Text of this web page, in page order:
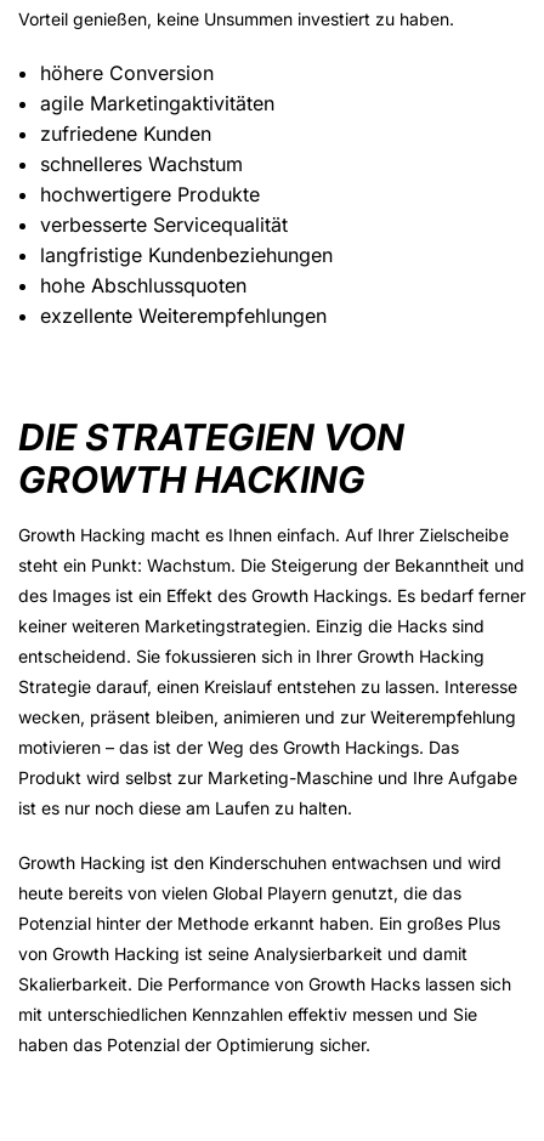
Vorteil genießen, keine Unsummen investiert zu haben.
höhere Conversion
agile Marketingaktivitäten
zufriedene Kunden
schnelleres Wachstum
hochwertigere Produkte
verbesserte Servicequalität
langfristige Kundenbeziehungen
hohe Abschlussquoten
exzellente Weiterempfehlungen
DIE STRATEGIEN VON
GROWTH HACKING
Growth Hacking macht es Ihnen einfach. Auf Ihrer Zielscheibe
steht ein Punkt: Wachstum. Die Steigerung der Bekanntheit und
des Images ist ein Effekt des Growth Hackings. Es bedarf ferner
keiner weiteren Marketingstrategien. Einzig die Hacks sind
entscheidend. Sie fokussieren sich in Ihrer Growth Hacking
Strategie darauf, einen Kreislauf entstehen zu lassen. Interesse
wecken, präsent bleiben, animieren und zur Weiterempfehlung
motivieren – das ist der Weg des Growth Hackings. Das
Produkt wird selbst zur Marketing-Maschine und Ihre Aufgabe
ist es nur noch diese am Laufen zu halten.
Growth Hacking ist den Kinderschuhen entwachsen und wird
heute bereits von vielen Global Playern genutzt, die das
Potenzial hinter der Methode erkannt haben. Ein großes Plus
von Growth Hacking ist seine Analysierbarkeit und damit
Skalierbarkeit. Die Performance von Growth Hacks lassen sich
mit unterschiedlichen Kennzahlen effektiv messen und Sie
haben das Potenzial der Optimierung sicher.